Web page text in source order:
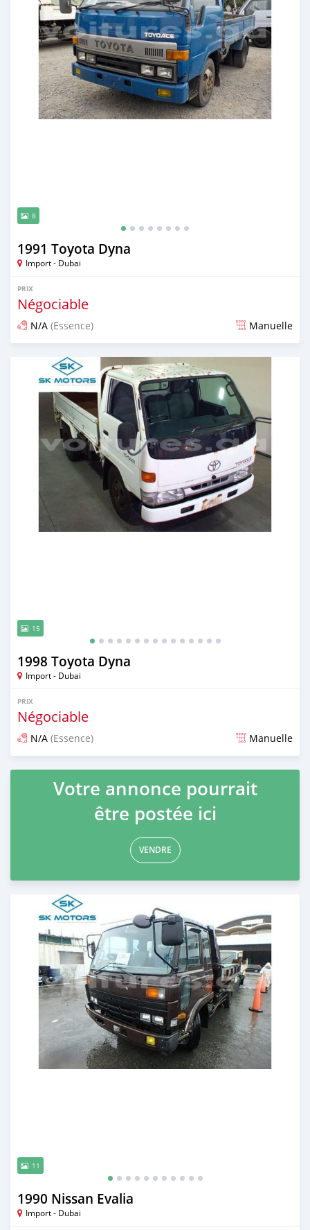
8
1991 Toyota Dyna
Import - Dubai
PRIX
Négociable
N/A (Essence) Manuelle
Publié il y a presque 6 ans
15
1998 Toyota Dyna
Import - Dubai
PRIX
Négociable
N/A (Essence) Manuelle
Publié il y a presque 6 ans
Votre annonce pourrait
être postée ici
VENDRE
11
1990 Nissan Evalia
Import - Dubai